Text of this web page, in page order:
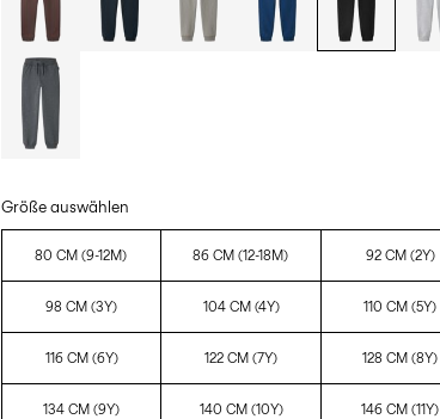
Größe auswählen
80 CM (9-12M) 86 CM (12-18M) 92 CM (2Y)
98 CM (3Y) 104 CM (4Y) 110 CM (5Y)
116 CM (6Y) 122 CM (7Y) 128 CM (8Y)
134 CM (9Y) 140 CM (10Y) 146 CM (11Y)